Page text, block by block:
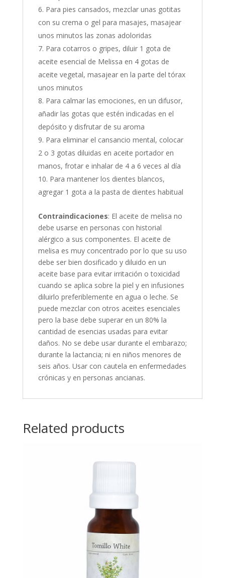
Para pies cansados, mezclar unas gotitas
con su crema o gel para masajes, masajear
unos minutos las zonas adoloridas
Para cotarros o gripes, diluir 1 gota de
aceite esencial de Melissa en 4 gotas de
aceite vegetal, masajear en la parte del tórax
unos minutos
Para calmar las emociones, en un difusor,
añadir las gotas que estén indicadas en el
depósito y disfrutar de su aroma
Para eliminar el cansancio mental, colocar
2 o 3 gotas diluidas en aceite portador en
manos, frotar e inhalar de 4 a 6 veces al día
Para mantener los dientes blancos,
agregar 1 gota a la pasta de dientes habitual
Contraindicaciones: El aceite de melisa no
debe usarse en personas con historial
alérgico a sus componentes. El aceite de
melisa es muy concentrado por lo que su uso
debe ser bien dosificado y diluido en un
aceite base para evitar irritación o toxicidad
cuando se aplica sobre la piel y en infusiones
diluirlo preferiblemente en agua o leche. Se
puede mezclar con otros aceites esenciales
pero la base debe superar en un 80% la
cantidad de esencias usadas para evitar
daños. No se debe usar durante el embarazo;
durante la lactancia; ni en niños menores de
seis años. Usar con cautela en enfermedades
crónicas y en personas ancianas.
Related products